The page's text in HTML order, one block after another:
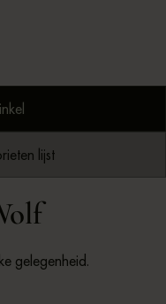
lijst
gelegenheid.